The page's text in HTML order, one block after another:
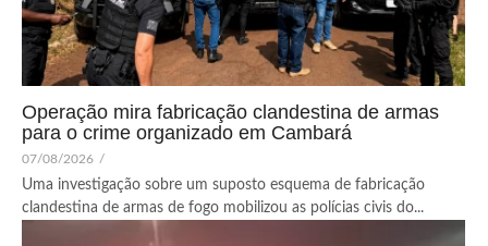
Operação mira fabricação clandestina de armas
para o crime organizado em Cambará
07/08/2026 /
Uma investigação sobre um suposto esquema de fabricação
clandestina de armas de fogo mobilizou as polícias civis do...